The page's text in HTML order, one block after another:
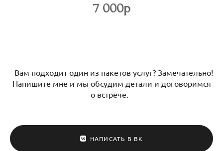
7 000р
Вам подходит один из пакетов услуг? Замечательно!
Напишите мне и мы обсудим детали и договоримся
о встрече.
НАПИСАТЬ В ВК